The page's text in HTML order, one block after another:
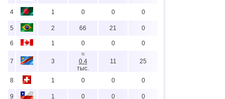
4 1 0 0 0
5 2 66 21 0
6 1 0 0 0
7 3
≈
0.4
тыс.
11 25
8 1 0 0 0
9 1 0 0 0